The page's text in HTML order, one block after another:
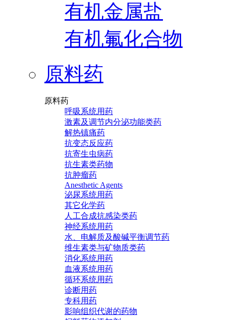
有机金属盐
有机氟化合物
原料药
原料药
呼吸系统用药
激素及调节内分泌功能类药
解热镇痛药
抗变态反应药
抗寄生虫病药
抗生素类药物
抗肿瘤药
Anesthetic Agents
泌尿系统用药
其它化学药
人工合成抗感染类药
神经系统用药
水、电解质及酸碱平衡调节药
维生素类与矿物质类药
消化系统用药
血液系统用药
循环系统用药
诊断用药
专科用药
影响组织代谢的药物